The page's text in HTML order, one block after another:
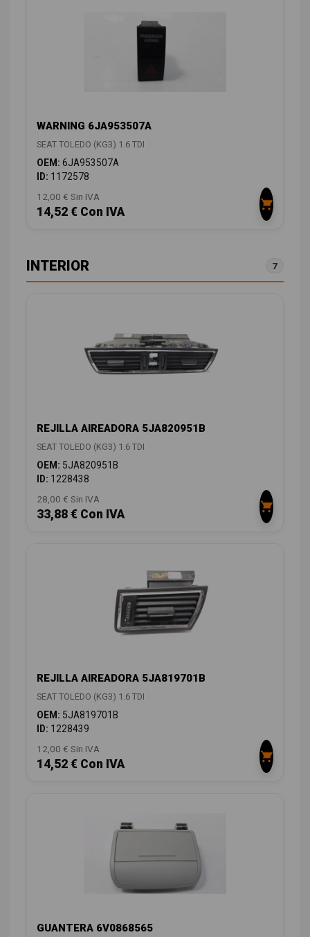
WARNING 6JA953507A
SEAT TOLEDO (KG3) 1.6 TDI
OEM: 6JA953507A
ID: 1172578
12,00 € Sin IVA
14,52 € Con IVA
INTERIOR 7
REJILLA AIREADORA 5JA820951B
SEAT TOLEDO (KG3) 1.6 TDI
OEM: 5JA820951B
ID: 1228438
28,00 € Sin IVA
33,88 € Con IVA
REJILLA AIREADORA 5JA819701B
SEAT TOLEDO (KG3) 1.6 TDI
OEM: 5JA819701B
ID: 1228439
12,00 € Sin IVA
14,52 € Con IVA
GUANTERA 6V0868565